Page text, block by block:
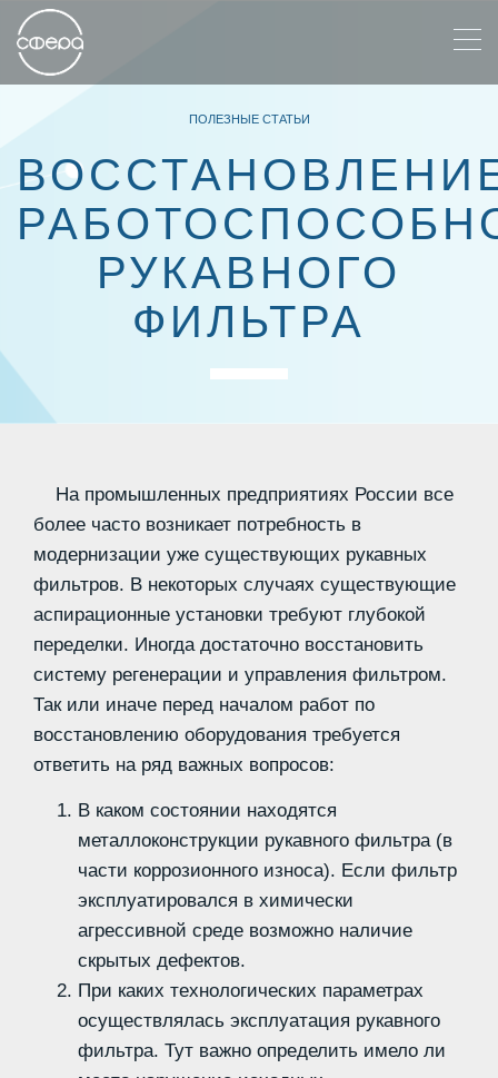
ПОЛЕЗНЫЕ СТАТЬИ
РУКАВНОГО
ФИЛЬТРА
На промышленных предприятиях России все
более часто возникает потребность в
модернизации уже существующих рукавных
фильтров. В некоторых случаях существующие
аспирационные установки требуют глубокой
переделки. Иногда достаточно восстановить
систему регенерации и управления фильтром.
Так или иначе перед началом работ по
восстановлению оборудования требуется
ответить на ряд важных вопросов:
В каком состоянии находятся
металлоконструкции рукавного фильтра (в
части коррозионного износа). Если фильтр
эксплуатировался в химически
агрессивной среде возможно наличие
скрытых дефектов.
При каких технологических параметрах
осуществлялась эксплуатация рукавного
фильтра. Тут важно определить имело ли